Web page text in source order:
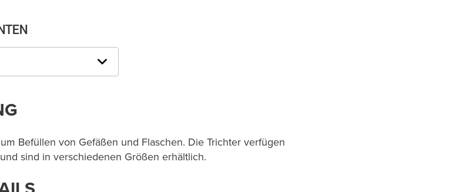
Befüllen von Gefäßen und Flaschen. Die Trichter verfügen
sind in verschiedenen Größen erhältlich.